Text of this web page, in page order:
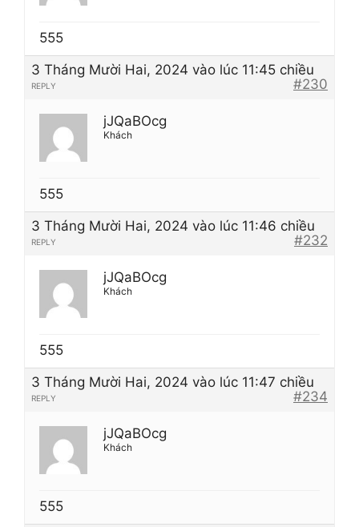
555
3 Tháng Mười Hai, 2024 vào lúc 11:45 chiều
#230
REPLY
jJQaBOcg
Khách
555
3 Tháng Mười Hai, 2024 vào lúc 11:46 chiều
#232
REPLY
jJQaBOcg
Khách
555
3 Tháng Mười Hai, 2024 vào lúc 11:47 chiều
#234
REPLY
jJQaBOcg
Khách
555